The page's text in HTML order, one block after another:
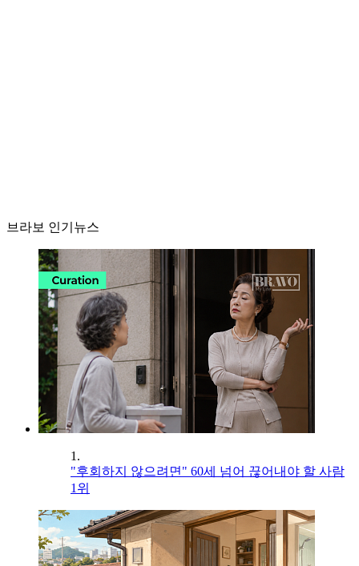
브라보 인기뉴스
1.
"후회하지 않으려면" 60세 넘어 끊어내야 할 사람
1위